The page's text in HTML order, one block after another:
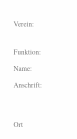
Verein:
Funktion:
Name:
Anschrift:
Ort